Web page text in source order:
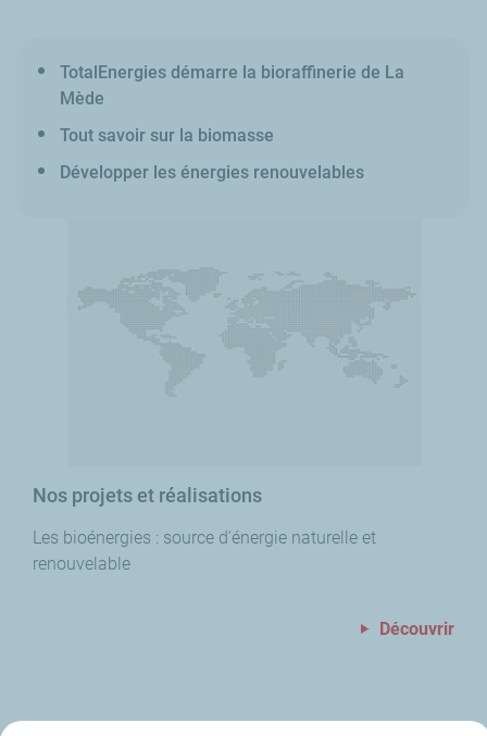
TotalEnergies démarre la bioraffinerie de La
Mède
Tout savoir sur la biomasse
Développer les énergies renouvelables
Nos projets et réalisations
Les bioénergies : source d’énergie naturelle et
renouvelable
Découvrir